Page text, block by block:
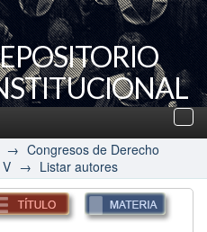
→ Congresos de Derecho
→ Listar autores